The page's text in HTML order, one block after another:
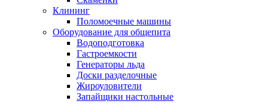
Клининг
Поломоечные машины
Оборудование для общепита
Водоподготовка
Гастроемкости
Генераторы льда
Доски разделочные
Жироуловители
Запайщики настольные